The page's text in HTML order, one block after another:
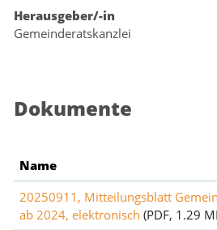
Herausgeber/-in
Gemeinderatskanzlei
Dokumente
Name
20250911, Mitteilungsblatt
ab 2024, elektronisch (PDF, 1.29